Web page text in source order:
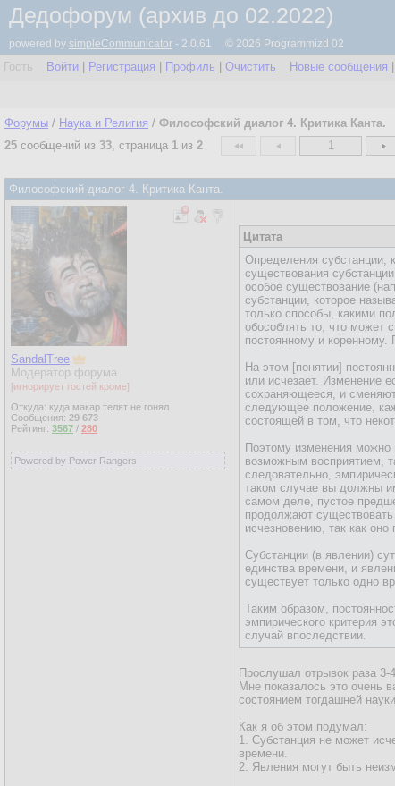
Дедофорум (архив до 02.2022)
powered by simpleCommunicator - 2.0.61 © 2026 Programmizd 02
Гость Войти Регистрация Профиль Очистить Новые сообщения
Форумы / Наука и Религия / Философский диалог 4. Критика Канта.
25 сообщений из 33, страница 1 из 2 1
Философский диалог 4. Критика Канта.
SandalTree
Модератор форума
[игнорирует гостей кроме]
Откуда: куда макар телят не гонял
Сообщения: 29 673
Рейтинг: 3567 / 280
Powered by Power Rangers
Цитата
Определения субстанции,
существования
особое существование
субстанции, которое
только способы, какими
обособлять то, что может
постоянному и
На этом [понятии]
или исчезает. Изменение
сохраняющееся, и
следующее положение,
состоящей в том, что
Поэтому изменения можно
возможным восприятием,
следовательно,
таком случае вы должны
самом деле, пустое
продолжают
исчезновению, так как
Субстанции (в явлении)
единства времени, и
существует только одно
Таким образом,
эмпирического критерия
случай впоследствии.
Прослушал отрывок раза 3-
Мне показалось это очень
состоянием тогдашней
Как я об этом подумал:
1. Субстанция не может
времени.
2. Явления могут быть